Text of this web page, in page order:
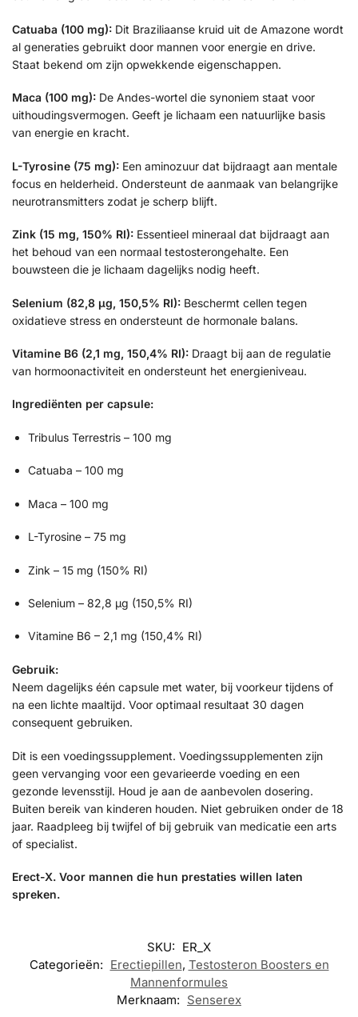
Catuaba (100 mg): Dit Braziliaanse kruid uit de Amazone wordt
al generaties gebruikt door mannen voor energie en drive.
Staat bekend om zijn opwekkende eigenschappen.
Maca (100 mg): De Andes-wortel die synoniem staat voor
uithoudingsvermogen. Geeft je lichaam een natuurlijke basis
van energie en kracht.
L-Tyrosine (75 mg): Een aminozuur dat bijdraagt aan mentale
focus en helderheid. Ondersteunt de aanmaak van belangrijke
neurotransmitters zodat je scherp blijft.
Zink (15 mg, 150% RI): Essentieel mineraal dat bijdraagt aan
het behoud van een normaal testosterongehalte. Een
bouwsteen die je lichaam dagelijks nodig heeft.
Selenium (82,8 µg, 150,5% RI): Beschermt cellen tegen
oxidatieve stress en ondersteunt de hormonale balans.
Vitamine B6 (2,1 mg, 150,4% RI): Draagt bij aan de regulatie
van hormoonactiviteit en ondersteunt het energieniveau.
Ingrediënten per capsule:
Tribulus Terrestris – 100 mg
Catuaba – 100 mg
Maca – 100 mg
L-Tyrosine – 75 mg
Zink – 15 mg (150% RI)
Selenium – 82,8 µg (150,5% RI)
Vitamine B6 – 2,1 mg (150,4% RI)
Gebruik:
Neem dagelijks één capsule met water, bij voorkeur tijdens of
na een lichte maaltijd. Voor optimaal resultaat 30 dagen
consequent gebruiken.
Dit is een voedingssupplement. Voedingssupplementen zijn
geen vervanging voor een gevarieerde voeding en een
gezonde levensstijl. Houd je aan de aanbevolen dosering.
Buiten bereik van kinderen houden. Niet gebruiken onder de 18
jaar. Raadpleeg bij twijfel of bij gebruik van medicatie een arts
of specialist.
Erect-X. Voor mannen die hun prestaties willen laten
spreken.
SKU: ER_X
Categorieën: Erectiepillen, Testosteron Boosters en
Mannenformules
Merknaam: Senserex